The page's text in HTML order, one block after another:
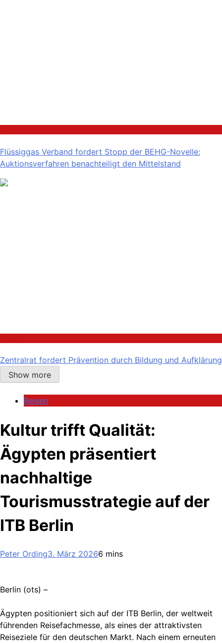
Flüssiggas Verband fordert Stopp der BEHG-Novelle:
Auktionsverfahren benachteiligt den Mittelstand
Zentralrat fordert Prävention durch Bildung und Aufklärung
Show more
Reisen
Kultur trifft Qualität:
Ägypten präsentiert
nachhaltige
Tourismusstrategie auf der
ITB Berlin
Peter Ording3. März 20266 mins
Berlin (ots) –
Ägypten positioniert sich auf der ITB Berlin, der weltweit
führenden Reisefachmesse, als eines der attraktivsten
Reiseziele für den deutschen Markt. Nach einem erneuten